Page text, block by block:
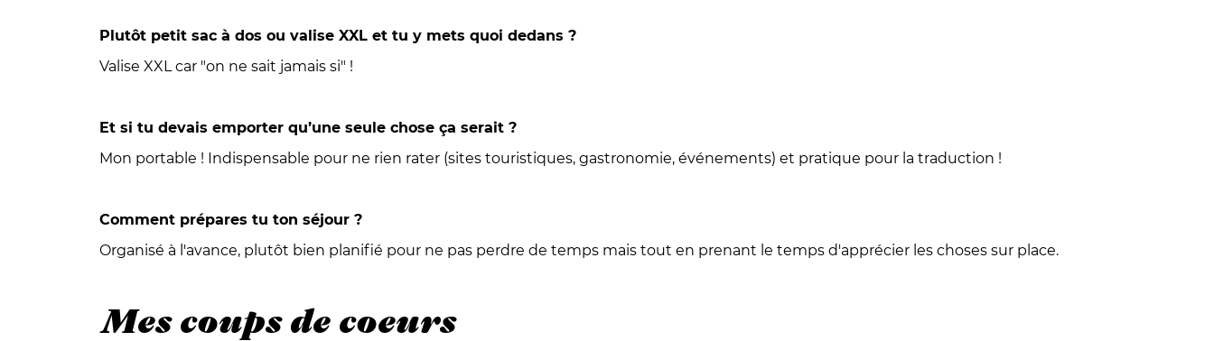
Plutôt petit sac à dos ou valise XXL et tu y mets quoi dedans ?
Valise XXL car "on ne sait jamais si" !
Et si tu devais emporter qu’une seule chose ça serait ?
Mon portable ! Indispensable pour ne rien rater (sites touristiques, gastronomie, événements) et pratique pour la traduction !
Comment prépares tu ton séjour ?
Organisé à l'avance, plutôt bien planifié pour ne pas perdre de temps mais tout en prenant le temps d'apprécier les choses sur place.
Mes coups de coeurs